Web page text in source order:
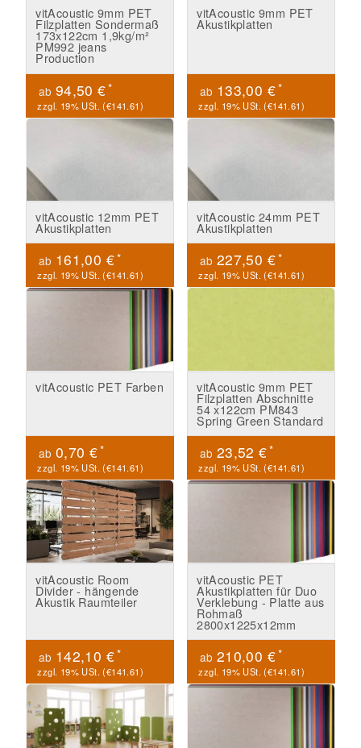
vitAcoustic 9mm PET
Filzplatten Sondermaß
173x122cm 1,9kg/m²
PM992 jeans
Production
ab 94,50 €*
zzgl. 19% USt. (€141.61)
vitAcoustic 9mm PET
Akustikplatten
ab 133,00 €*
zzgl. 19% USt. (€141.61)
vitAcoustic 12mm PET
Akustikplatten
ab 161,00 €*
zzgl. 19% USt. (€141.61)
vitAcoustic 24mm PET
Akustikplatten
ab 227,50 €*
zzgl. 19% USt. (€141.61)
vitAcoustic PET Farben
ab 0,70 €*
zzgl. 19% USt. (€141.61)
vitAcoustic 9mm PET
Filzplatten Abschnitte
54 x122cm PM843
Spring Green Standard
ab 23,52 €*
zzgl. 19% USt. (€141.61)
vitAcoustic Room
Divider - hängende
Akustik Raumteiler
ab 142,10 €*
zzgl. 19% USt. (€141.61)
vitAcoustic PET
Akustikplatten für Duo
Verklebung - Platte aus
Rohmaß
2800x1225x12mm
ab 210,00 €*
zzgl. 19% USt. (€141.61)